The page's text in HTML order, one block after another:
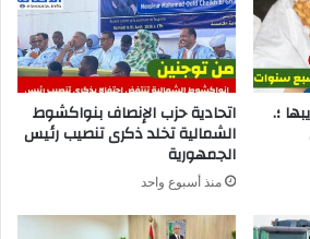
؛. اتحادية حزب الإنصاف بنواكشوط
الشمالية تخلد ذكرى تنصيب رئيس
الجمهورية
منذ أسبوع واحد